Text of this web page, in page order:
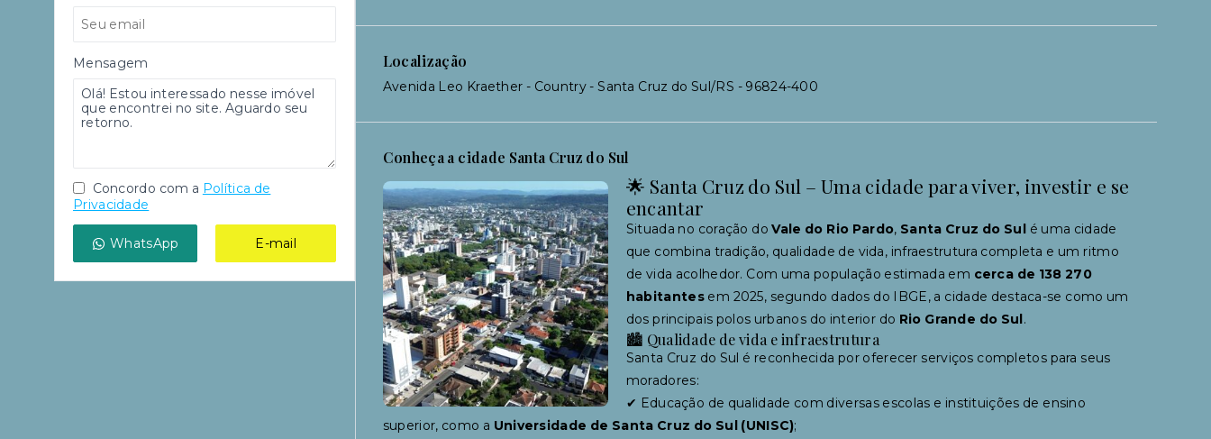
Localização
Avenida Leo Kraether - Country - Santa Cruz do Sul/RS - 96824-400
Conheça a cidade Santa Cruz do Sul
🌟 Santa Cruz do Sul – Uma cidade para viver, investir e se
encantar
Situada no coração doVale do Rio Pardo, Santa Cruz do Sul é uma cidade
que combina tradição, qualidade de vida, infraestrutura completa e um ritmo
de vida acolhedor. Com uma população estimada em cerca de 138 270
habitantesem 2025, segundo dados do IBGE, a cidade destaca-se como um
dos principais polos urbanos do interior do Rio Grande do Sul.
🏙 Qualidade de vida e infraestrutura
Santa Cruz do Sul é reconhecida por oferecer serviços completos para seus
moradores:
✔ Educação de qualidade com diversas escolas e instituições de ensino
superior, como a Universidade de Santa Cruz do Sul (UNISC);
Mensagem
Concordo com a Política de
Privacidade
WhatsApp E-mail